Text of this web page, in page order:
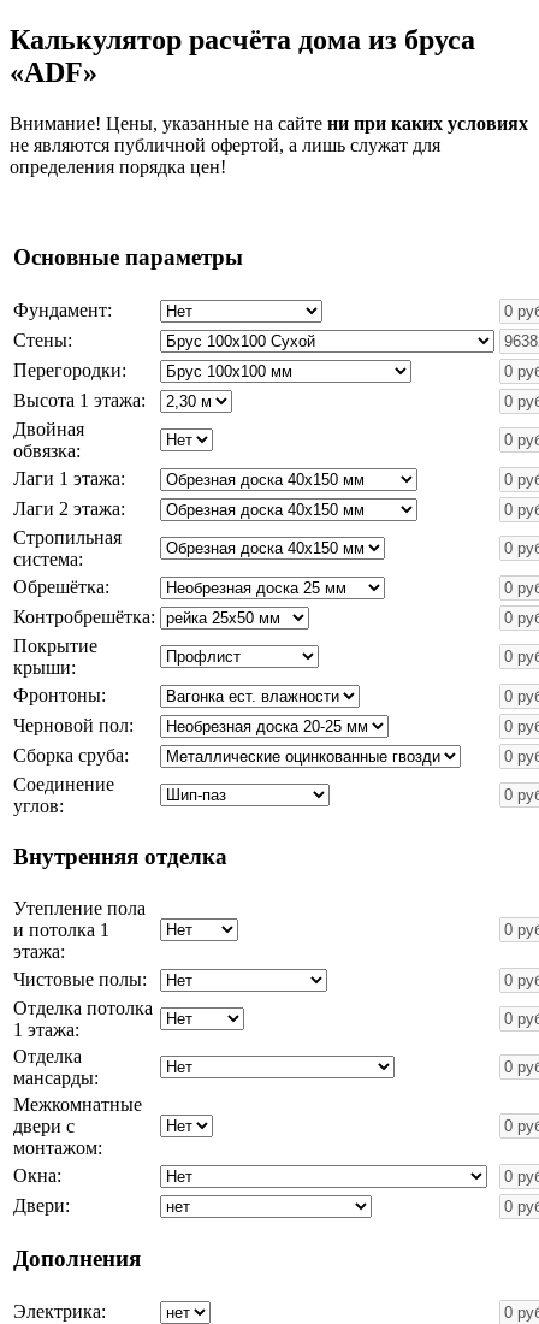
Калькулятор расчёта дома из бруса
«ADF»
Внимание! Цены, указанные на сайте ни при каких условиях
не являются публичной офертой, а лишь служат для
определения порядка цен!
Основные параметры
Фундамент:
Стены:
Перегородки:
Высота 1 этажа:
Двойная
обвязка:
Лаги 1 этажа:
Лаги 2 этажа:
Стропильная
система:
Обрешётка:
Контробрешётка:
Покрытие
крыши:
Фронтоны:
Черновой пол:
Сборка сруба:
Соединение
углов:
Внутренняя отделка
Утепление пола
и потолка 1
этажа:
Чистовые полы:
Отделка потолка
1 этажа:
Отделка
мансарды:
Межкомнатные
двери с
монтажом:
Окна:
Двери:
Дополнения
Электрика: